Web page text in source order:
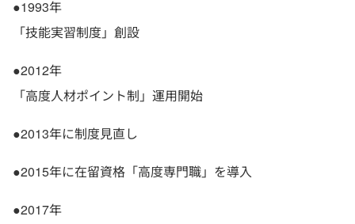
●1993年
「技能実習制度」創設
●2012年
「高度人材ポイント制」運用開始
●2013年に制度見直し
●2015年に在留資格「高度専門職」を導入
●2017年